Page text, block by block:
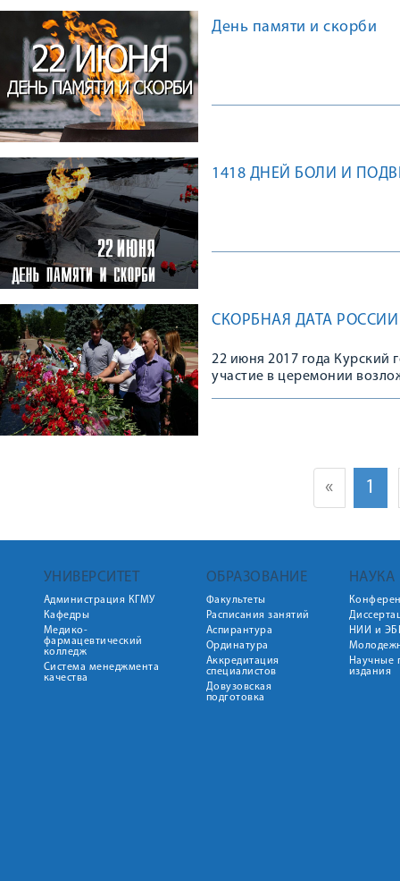
День памяти и скорби
1418 ДНЕЙ БОЛИ И
СКОРБНАЯ ДАТА РОССИИ
22 июня 2017 года Курский
участие в церемонии
« 1
УНИВЕРСИТЕТ
Администрация КГМУ
Кафедры
Медико-
фармацевтический
колледж
Система менеджмента
качества
ОБРАЗОВАНИЕ
Факультеты
Расписания занятий
Аспирантура
Ординатура
Аккредитация
специалистов
Довузовская
подготовка
НАУКА
НИИ и
Научные
издания